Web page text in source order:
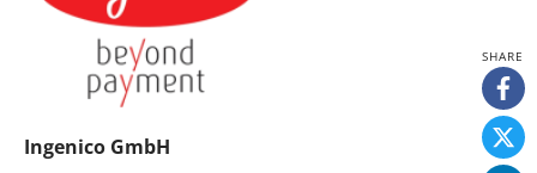
Ingenico GmbH